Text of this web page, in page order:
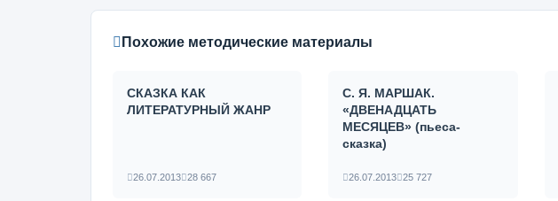
Похожие методические материалы
СКАЗКА КАК
ЛИТЕРАТУРНЫЙ ЖАНР
26.07.2013 28 667
С. Я. МАРШАК.
«ДВЕНАДЦАТЬ
МЕСЯЦЕВ» (пьеса-
сказка)
26.07.2013 25 727